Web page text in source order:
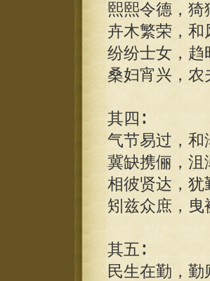
熙熙令德，猗
卉木繁荣，和
纷纷士女，趋
桑妇宵兴，农
其四∶
气节易过，和
冀缺携俪，沮
相彼贤达，犹
矧兹众庶，曳
其五∶
民生在勤，勤